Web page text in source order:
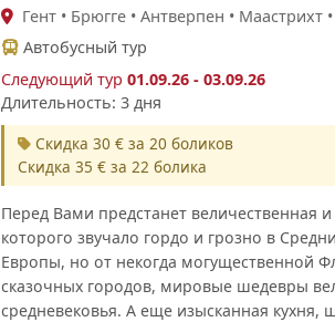
Гент • Брюгге • Антверпен • Маастрихт
Автобусный тур
Следующий тур01.09.26 - 03.09.26
Длительность: 3 дня
Скидка 30 € за 20 боликов
Скидка 35 € за 22 болика
Перед Вами предстанет величественная
которого звучало гордо и грозно в
Европы, но от некогда могущественной
сказочных городов, мировые шедевры
средневековья. А еще изысканная